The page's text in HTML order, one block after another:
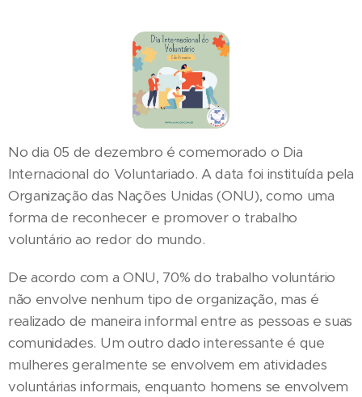
No dia 05 de dezembro é comemorado o Dia
Internacional do Voluntariado. A data foi instituída pela
Organização das Nações Unidas (ONU), como uma
forma de reconhecer e promover o trabalho
voluntário ao redor do mundo.
De acordo com a ONU, 70% do trabalho voluntário
não envolve nenhum tipo de organização, mas é
realizado de maneira informal entre as pessoas e suas
comunidades. Um outro dado interessante é que
mulheres geralmente se envolvem em atividades
voluntárias informais, enquanto homens se envolvem